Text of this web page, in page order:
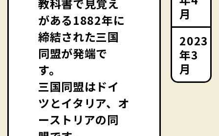
教科書で見覚え
がある1882年に
締結された三国
同盟が発端で
す。
三国同盟はドイ
ツとイタリア、オ
ーストリアの同
月
2023
年3
月